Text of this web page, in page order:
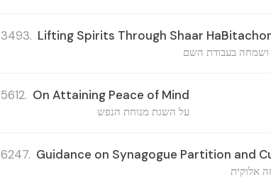
3493. Lifting Spirits Through Shaar
ושמחה בעבודת השם
5612. On Attaining Peace of Mind
על השגת מנוחת הנפש
6247. Guidance on Synagogue Partition and
אלוקית